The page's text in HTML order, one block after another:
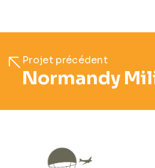
Projet précédent
Normandy